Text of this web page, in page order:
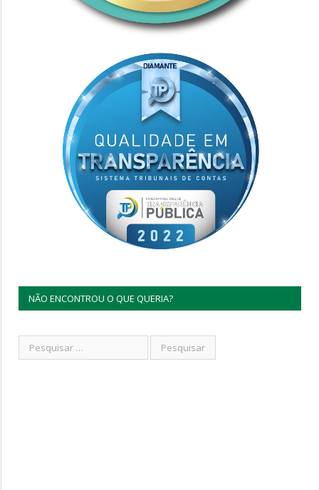
NÃO ENCONTROU O QUE QUERIA?